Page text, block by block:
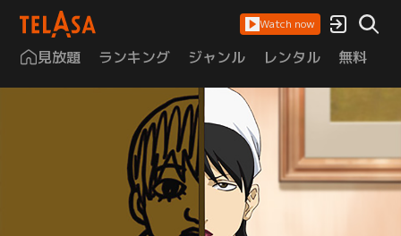
Watch now
見放題 ランキング ジャンル レンタル 無料